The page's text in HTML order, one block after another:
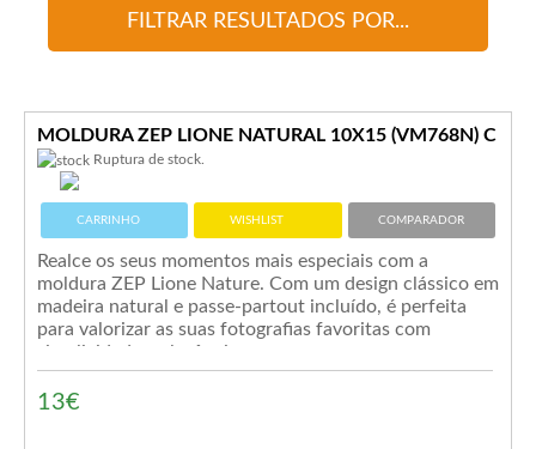
FILTRAR RESULTADOS POR...
MOLDURA ZEP LIONE NATURAL 10X15 (VM768N) C
Ruptura de stock.
CARRINHO WISHLIST COMPARADOR
Realce os seus momentos mais especiais com a
moldura ZEP Lione Nature. Com um design clássico em
madeira natural e passe-partout incluído, é perfeita
para valorizar as suas fotografias favoritas com
simplicidade e elegância.
13€